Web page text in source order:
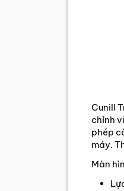
Cunill
chỉnh
phép
máy.
Màn